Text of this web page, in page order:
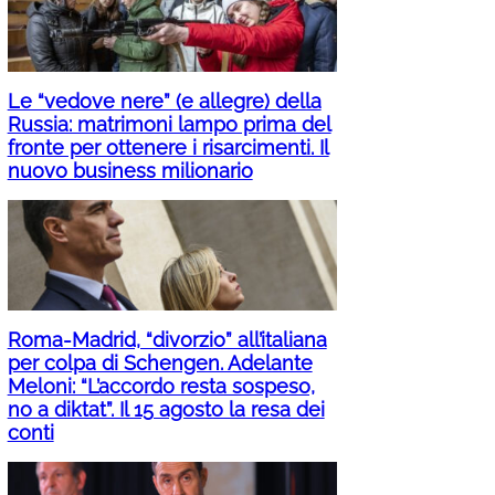
Le “vedove nere” (e allegre) della
Russia: matrimoni lampo prima del
fronte per ottenere i risarcimenti. Il
nuovo business milionario
Roma-Madrid, “divorzio” all’italiana
per colpa di Schengen. Adelante
Meloni: “L’accordo resta sospeso,
no a diktat”. Il 15 agosto la resa dei
conti